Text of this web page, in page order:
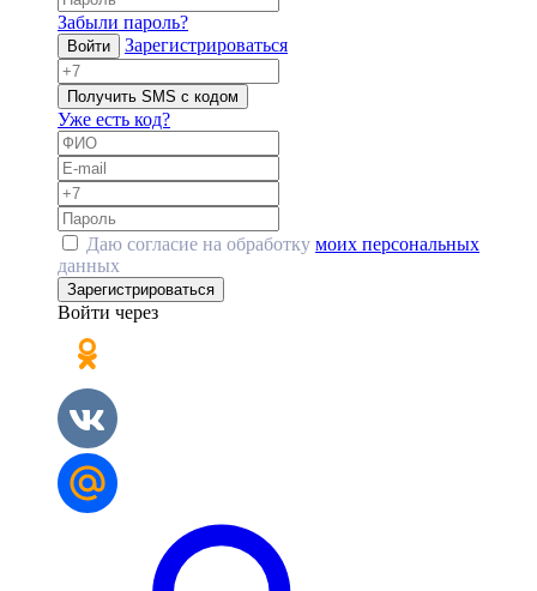
Забыли пароль?
Войти Зарегистрироваться
Получить SMS с кодом
Уже есть код?
Даю согласие на обработку моих персональных
данных
Зарегистрироваться
Войти через